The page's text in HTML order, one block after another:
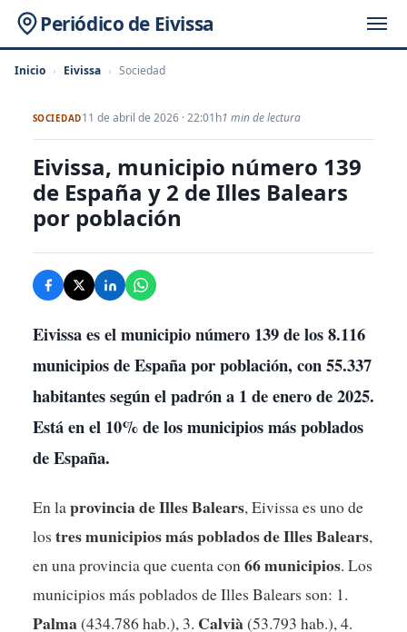
Periódico de Eivissa
Inicio › Eivissa › Sociedad
SOCIEDAD11 de abril de 2026 · 22:01h1 min de lectura
Eivissa, municipio número 139
de España y 2 de Illes Balears
por población
Eivissaes el municipio número 139de los 8.116
municipios de España por población, con55.337
habitantessegún el padrón a 1 de enero de 2025.
Está en el 10% de los municipios más poblados
de España.
En laprovincia de Illes Balears, Eivissa es uno de
los tres municipios más poblados de Illes Balears,
en una provincia que cuenta con66 municipios. Los
municipios más poblados de Illes Balears son: 1.
Palma(434.786 hab.), 3. Calvià(53.793 hab.), 4.